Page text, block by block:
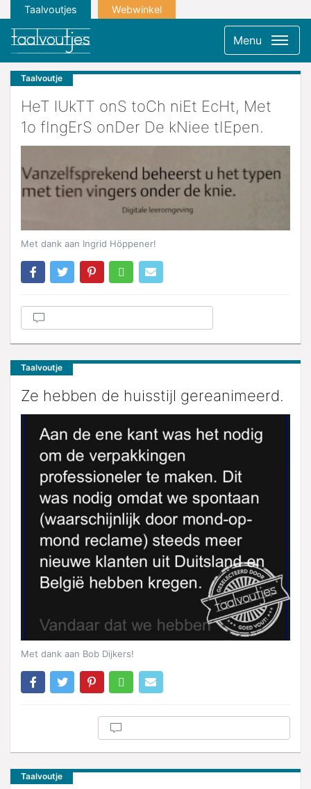
Taalvoutjes Webwinkel
Menu
Taalvoutje
HeT lUkTT onS toCh niEt EcHt, Met
1o fIngErS onDer De kNiee tIEpen.
Met dank aan Ingrid Höppener!
Taalvoutje
Ze hebben de huisstijl gereanimeerd.
Met dank aan Bob Dijkers!
Taalvoutje